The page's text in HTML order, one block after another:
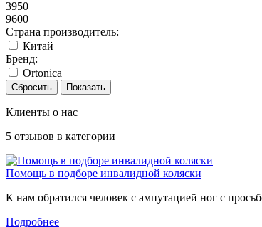
3950
9600
Страна производитель:
Китай
Бренд:
Ortonica
Клиенты о нас
5 отзывов в категории
Помощь в подборе инвалидной коляски
К нам обратился человек с ампутацией ног с
Подробнее